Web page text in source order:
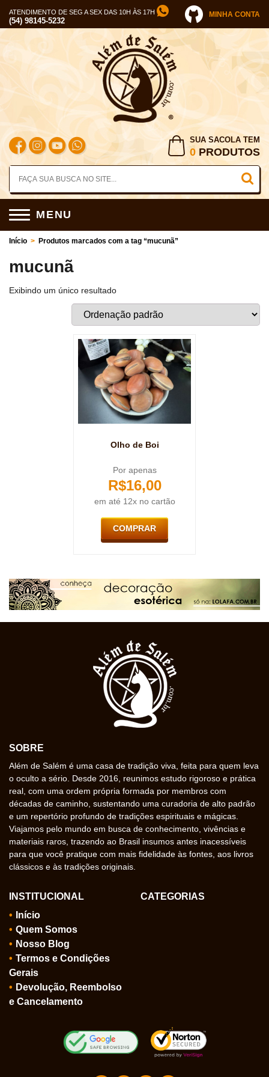
ATENDIMENTO DE SEG A SEX DAS 10H ÀS 17H
(54) 98145-5232
MINHA CONTA
SUA SACOLA TEM
0 PRODUTOS
MENU
Início > Produtos marcados com a tag “mucunã”
mucunã
Exibindo um único resultado
Olho de Boi
Por apenas
R$16,00
em até 12x no cartão
COMPRAR
SOBRE
Além de Salém é uma casa de tradição viva, feita para quem leva
o oculto a sério. Desde 2016, reunimos estudo rigoroso e prática
real, com uma ordem própria formada por membros com
décadas de caminho, sustentando uma curadoria de alto padrão
e um repertório profundo de tradições espirituais e mágicas.
Viajamos pelo mundo em busca de conhecimento, vivências e
materiais raros, trazendo ao Brasil insumos antes inacessíveis
para que você pratique com mais fidelidade às fontes, aos livros
clássicos e às tradições originais.
INSTITUCIONAL
Início
Quem Somos
Nosso Blog
Termos e Condições
Gerais
Devolução, Reembolso
e Cancelamento
CATEGORIAS